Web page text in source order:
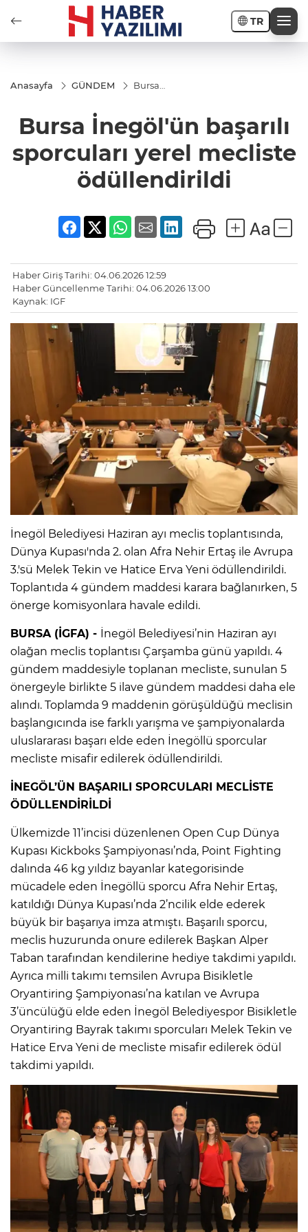
TR
Anasayfa GÜNDEM
Bursa
sporcuları
yerel
mecliste
ödüllendirildi
Bursa İnegöl'ün başarılı
sporcuları yerel mecliste
ödüllendirildi
Haber Giriş Tarihi: 04.06.2026 12:59
Haber Güncellenme Tarihi: 04.06.2026 13:00
Kaynak: IGF
İnegöl Belediyesi Haziran ayı meclis toplantısında,
Dünya Kupası'nda 2. olan Afra Nehir Ertaş ile Avrupa
3.'sü Melek Tekin ve Hatice Erva Yeni ödüllendirildi.
Toplantıda 4 gündem maddesi karara bağlanırken, 5
önerge komisyonlara havale edildi.
BURSA (İGFA) - İnegöl Belediyesi’nin Haziran ayı
olağan meclis toplantısı Çarşamba günü yapıldı. 4
gündem maddesiyle toplanan mecliste, sunulan 5
önergeyle birlikte 5 ilave gündem maddesi daha ele
alındı. Toplamda 9 maddenin görüşüldüğü meclisin
başlangıcında ise farklı yarışma ve şampiyonalarda
uluslararası başarı elde eden İnegöllü sporcular
mecliste misafir edilerek ödüllendirildi.
İNEGÖL’ÜN BAŞARILI SPORCULARI MECLİSTE
ÖDÜLLENDİRİLDİ
Ülkemizde 11’incisi düzenlenen Open Cup Dünya
Kupası Kickboks Şampiyonası’nda, Point Fighting
dalında 46 kg yıldız bayanlar kategorisinde
mücadele eden İnegöllü sporcu Afra Nehir Ertaş,
katıldığı Dünya Kupası’nda 2’ncilik elde ederek
büyük bir başarıya imza atmıştı. Başarılı sporcu,
meclis huzurunda onure edilerek Başkan Alper
Taban tarafından kendilerine hediye takdimi yapıldı.
Ayrıca milli takımı temsilen Avrupa Bisikletle
Oryantiring Şampiyonası’na katılan ve Avrupa
3’üncülüğü elde eden İnegöl Belediyespor Bisikletle
Oryantiring Bayrak takımı sporcuları Melek Tekin ve
Hatice Erva Yeni de mecliste misafir edilerek ödül
takdimi yapıldı.